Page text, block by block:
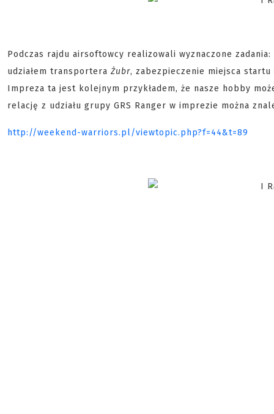
Podczas rajdu airsoftowcy realizowali wyznaczone
udziałem transportera Żubr, zabezpieczenie miejsca
Impreza ta jest kolejnym przykładem, że nasze hobby
relację z udziału grupy GRS Ranger w imprezie można
http://weekend-warriors.pl/viewtopic.php?f=44&t=89